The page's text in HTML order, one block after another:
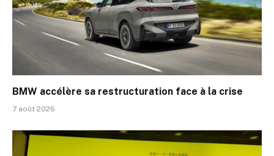
BMW accélère sa restructuration face à la crise
7 août 2026